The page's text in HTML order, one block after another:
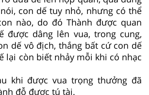
con dế tuy nhỏ, nhưng có thể
nào, do đó Thành được quan
được dâng lên vua, trong cung,
dế vô địch, thắng bất cứ con dế
lại còn biết nhảy mỗi khi có nhạc
khi được vua trọng thưởng đã
đỗ được tú tài.